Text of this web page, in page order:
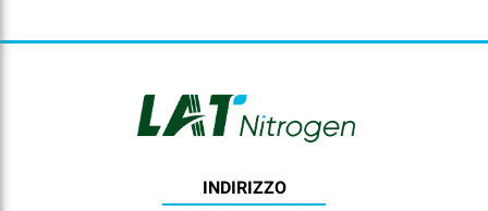
INDIRIZZO